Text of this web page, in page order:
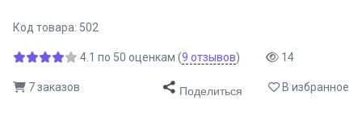
Код товара: 502
4.1 по 50 оценкам (9 отзывов) 14
7 заказов Поделиться В избранное